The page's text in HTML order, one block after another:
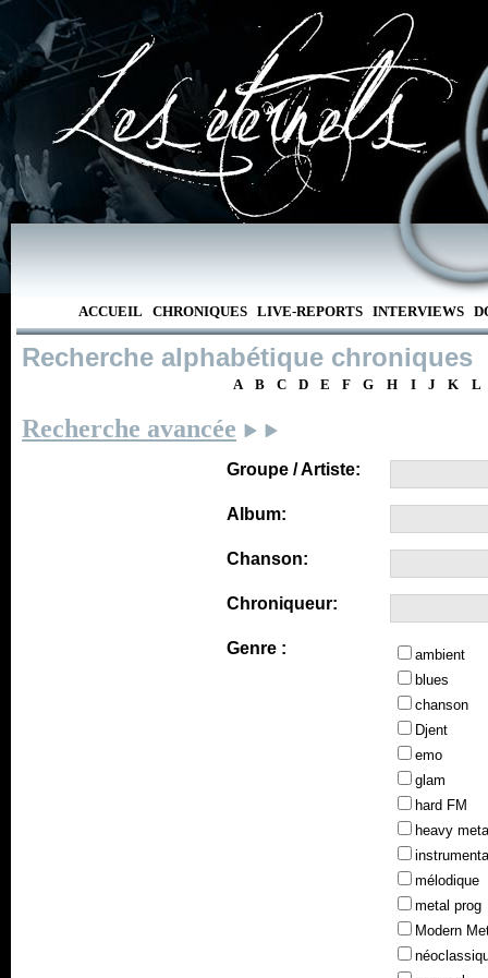
ACCUEIL CHRONIQUES LIVE-REPORTS INTERVIEWS
Recherche alphabétique chroniques
A B C D E F G H I J K L
Recherche avancée
Groupe / Artiste:
Album:
Chanson:
Chroniqueur:
Genre :
ambient
blues
chanson
Djent
emo
glam
hard FM
heavy
mélodique
metal prog
Modern